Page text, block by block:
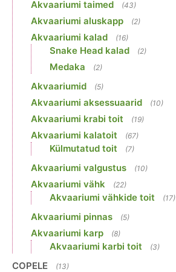
Akvaariumi taimed (43)
Akvaariumi aluskapp (2)
Akvaariumi kalad (16)
Snake Head kalad (2)
Medaka (2)
Akvaariumid (5)
Akvaariumi aksessuaarid (10)
Akvaariumi krabi toit (19)
Akvaariumi kalatoit (67)
Külmutatud toit (7)
Akvaariumi valgustus (10)
Akvaariumi vähk (22)
Akvaariumi vähkide toit (17)
Akvaariumi pinnas (5)
Akvaariumi karp (8)
Akvaariumi karbi toit (3)
COPELE (13)